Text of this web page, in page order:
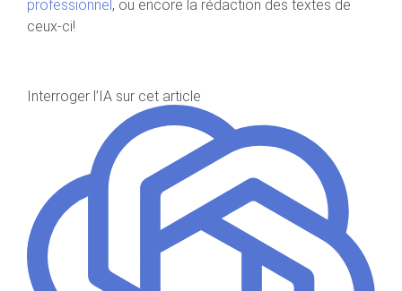
professionnel, ou encore la rédaction des textes de
ceux-ci!
Interroger l’IA sur cet article